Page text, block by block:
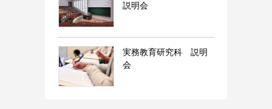
説明会
実務教育研究科 説明
会